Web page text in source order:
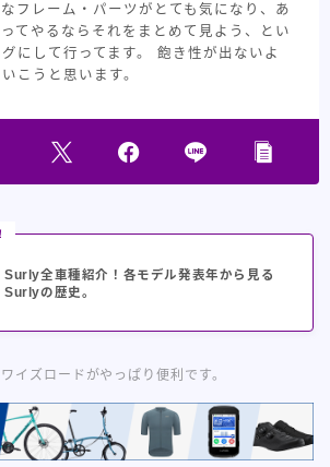
フレーム・パーツがとても気になり、あ
てやるならそれをまとめて見よう、とい
にして行ってます。 飽き性が出ないよ
こうと思います。
Surly全車種紹介！各モデル発表年から見る
Surlyの歴史。
イズロードがやっぱり便利です。